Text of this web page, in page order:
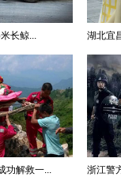
长鲸... 湖北宜
功解救一... 浙江警